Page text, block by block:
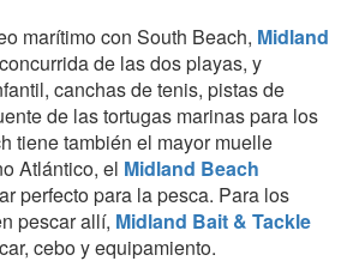
marítimo con South Beach, Midland
de las dos playas, y
canchas de tenis, pistas de
de las tortugas marinas para los
tiene también el mayor muelle
Atlántico, el Midland Beach
perfecto para la pesca. Para los
pescar allí, Midland Bait & Tackle
cebo y equipamiento.